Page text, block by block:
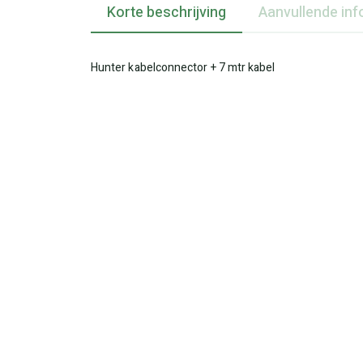
Korte beschrijving Aanvullende
Hunter kabelconnector + 7 mtr kabel